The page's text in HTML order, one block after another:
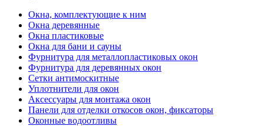
Окна, комплектующие к ним
Окна деревянные
Окна пластиковые
Окна для бани и сауны
Фурнитура для металлопластиковых окон
Фурнитура для деревянных окон
Сетки антимоскитные
Уплотнители для окон
Аксессуары для монтажа окон
Панели для отделки откосов окон, фиксаторы
Оконные водоотливы